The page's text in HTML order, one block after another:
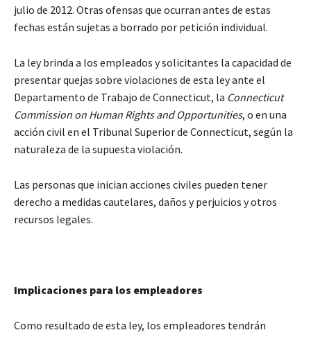
julio de 2012. Otras ofensas que ocurran antes de estas
fechas están sujetas a borrado por petición individual.
La ley brinda a los empleados y solicitantes la capacidad de
presentar quejas sobre violaciones de esta ley ante el
Departamento de Trabajo de Connecticut, la Connecticut
Commission on Human Rights and Opportunities, o en una
acción civil en el Tribunal Superior de Connecticut, según la
naturaleza de la supuesta violación.
Las personas que inician acciones civiles pueden tener
derecho a medidas cautelares, daños y perjuicios y otros
recursos legales.
Implicaciones para los empleadores
Como resultado de esta ley, los empleadores tendrán